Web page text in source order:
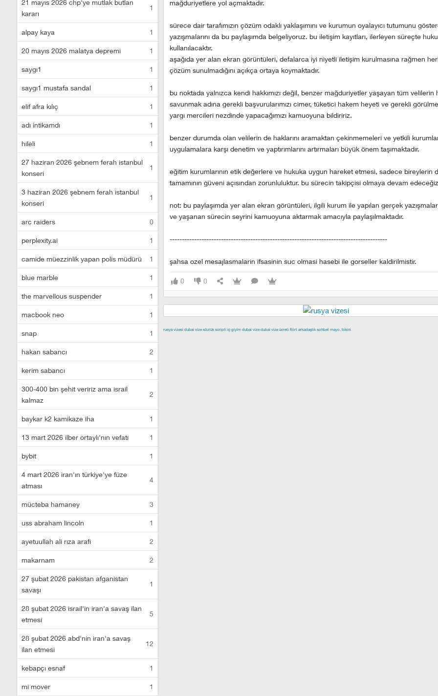
21 mayıs 2026 chp'ye mutlak butlan
kararı
1
alpay kaya 1
20 mayıs 2026 malatya depremi 1
saygı1 1
saygı1 mustafa sandal 1
elif afra kılıç 1
adı intikamdı 1
hileli 1
27 haziran 2026 şebnem ferah istanbul
konseri
1
3 haziran 2026 şebnem ferah istanbul
konseri
1
arc raiders 0
perplexity.ai 1
camide müezzinlik yapan polis müdürü 1
blue marble 1
the marvellous suspender 1
macbook neo 1
snap 1
hakan sabancı 2
kerim sabancı 1
300-400 bin şehit veririz ama israil
kalmaz
2
baykar k2 kamikaze iha 1
13 mart 2026 ilber ortaylı'nın vefatı 1
bybit 1
4 mart 2026 iran'ın türkiye'ye füze
atması
4
mücteba hamaney 3
uss abraham lincoln 1
ayetuullah ali rıza arafi 2
makarnam 2
27 şubat 2026 pakistan afganistan
savaşı
1
28 şubat 2026 israil'in iran'a savaş ilan
etmesi
5
28 şubat 2026 abd'nin iran'a savaş
ilan etmesi
12
kebapçı esnaf 1
mi mover 1
mağduriyetlere yol açmaktadır.
sürece dair tarafımızın çözüm odaklı yaklaşımını ve kurumun oyalayıcı tutumunu
yazışmalarını da bu paylaşımda belgeliyoruz. bu iletişim kayıtları, ilerleyen süreçte
kullanılacaktır.
aşağıda yer alan ekran görüntüleri, defalarca iyi niyetli iletişim kurulmasına rağmen
çözüm sunulmadığını açıkça ortaya koymaktadır.
bu noktada yalnızca kendi hakkımızı değil, benzer mağduriyetler yaşayan tüm velilerin
savunmak adına gerekli başvurularımızı cimer, tüketici hakem heyeti ve gerekli
yargı mercileri nezdinde yapacağımızı kamuoyuna bildiririz.
benzer durumda olan velilerin de haklarını aramaktan çekinmemeleri ve yetkili
uygulamalara karşı denetim ve yaptırımlarını artırmaları büyük önem taşımaktadır.
eğitim kurumlarının etik değerlere ve hukuka uygun hareket etmesi, sadece bireylerin
tamamının güveni açısından zorunluluktur. bu sürecin takipçisi olmaya devam
not: bu paylaşımda yer alan ekran görüntüleri, ilgili kurum ile yapılan gerçek
ve yaşanan sürecin seyrini kamuoyuna aktarmak amacıyla paylaşılmaktadır.
-----------------------------------------------------------------------------------------
şahsa ozel mesajlasmalarin ifsasinin suc olmasi hasebi ile gorseller kaldirilmistir.
0 0
rusya vizesi dubai vize sözlük scripti iç giyim dubai vize dubai vize ücreti flört arkadaşlık sohbet mayo, bikini